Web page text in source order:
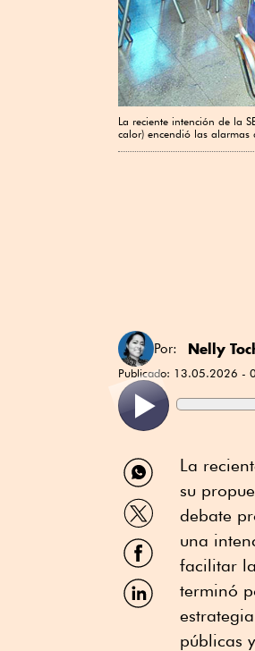
La reciente intención de la
calor) encendió las alarmas
Por: Nelly
Publicado: 13.05.2026 -
Compartir
por
WhatsApp
Compartir
por
Twitter
Compartir
por
Facebook
Compartir
por
La
su
debate
una
facilitar
terminó
públicas